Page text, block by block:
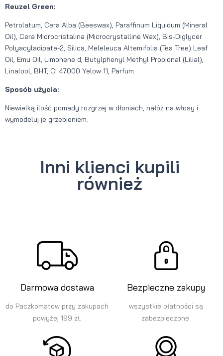
Reuzel Green:
Petrolatum, Cera Alba (Beeswax), Paraffinum Liquidum (Mineral
Oil), Cera Microcristalina (Microcrystalline Wax), Bis-Diglycer
Polyacyladipate-2, Silica, Meleleuca Altemifolia (Tea Tree) Leaf
Oil, Emu Oil, Limonene d, Butylphenyl Methyl Propional (Lilial),
Linalool, BHT, CI 47000 Yelow 11, Parfum.
Sposób użycia:
Niewielką ilość pomady rozgrzej w dłoniach, nałóż na włosy i
wymodeluj je grzebieniem.
Inni klienci kupili
również
Darmowa dostawa
do Paczkomatów przy zakupach
powyżej 199 zł.
Bezpieczne zakupy
wszystkie płatności są
zabezpieczone.